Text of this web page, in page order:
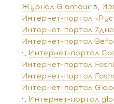
Журнал Glamour 3
Интернет-портал
Интернет-портал
Интернет-портал
1 Интернет-портал
Интернет-портал
Интернет-портал
Интернет-портал
1 Интернет-портал